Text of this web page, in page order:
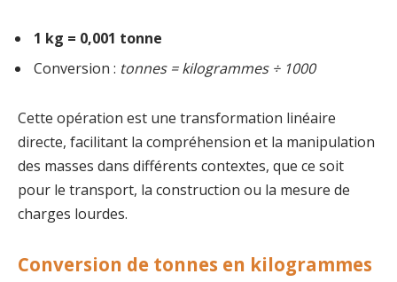
1 kg = 0,001 tonne
Conversion : tonnes = kilogrammes ÷ 1000
Cette opération est une transformation linéaire
directe, facilitant la compréhension et la manipulation
des masses dans différents contextes, que ce soit
pour le transport, la construction ou la mesure de
charges lourdes.
Conversion de tonnes en kilogrammes